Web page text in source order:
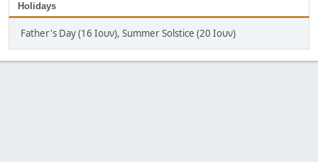
Holidays
Father's Day (16 Ιουν), Summer Solstice (20 Ιουν)